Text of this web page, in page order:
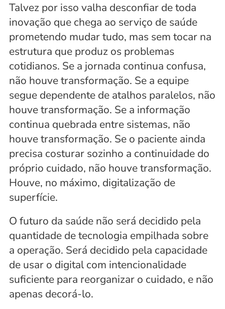
Talvez por isso valha desconfiar de toda
inovação que chega ao serviço de saúde
prometendo mudar tudo, mas sem tocar na
estrutura que produz os problemas
cotidianos. Se a jornada continua confusa,
não houve transformação. Se a equipe
segue dependente de atalhos paralelos, não
houve transformação. Se a informação
continua quebrada entre sistemas, não
houve transformação. Se o paciente ainda
precisa costurar sozinho a continuidade do
próprio cuidado, não houve transformação.
Houve, no máximo, digitalização de
superfície.
O futuro da saúde não será decidido pela
quantidade de tecnologia empilhada sobre
a operação. Será decidido pela capacidade
de usar o digital com intencionalidade
suficiente para reorganizar o cuidado, e não
apenas decorá-lo.